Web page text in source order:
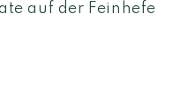
auf der Feinhefe